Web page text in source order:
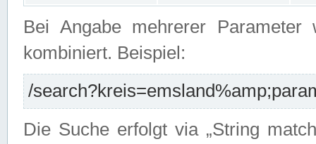
Bei Angabe mehrerer Parameter
kombiniert. Beispiel:
/
Die Suche erfolgt via „String